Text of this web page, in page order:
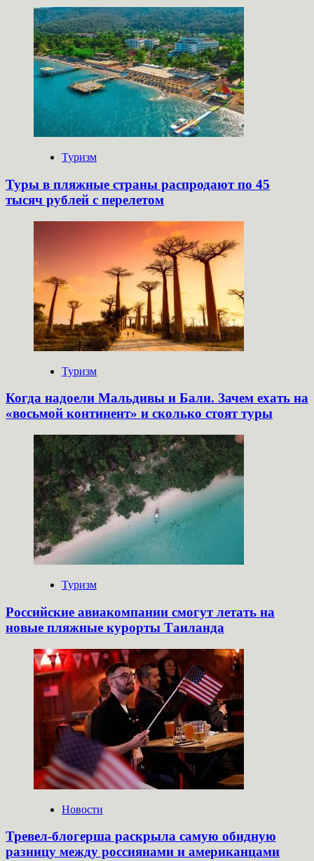
Туризм
Туры в пляжные страны распродают по 45
тысяч рублей с перелетом
Туризм
Когда надоели Мальдивы и Бали. Зачем ехать на
«восьмой континент» и сколько стоят туры
Туризм
Российские авиакомпании смогут летать на
новые пляжные курорты Таиланда
Новости
Тревел-блогерша раскрыла самую обидную
разницу между россиянами и американцами